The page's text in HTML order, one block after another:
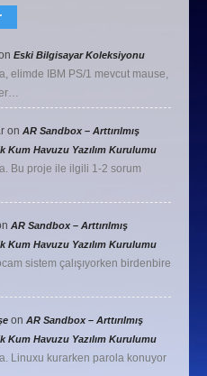
Eski Bilgisayar Koleksiyonu
elimde IBM PS/1 mevcut mause,
on AR Sandbox – Arttırılmış
Kum Havuzu Yazılım Kurulumu
Bu proje ile ilgili 1-2 sorum
AR Sandbox – Arttırılmış
Kum Havuzu Yazılım Kurulumu
sistem çalışıyorken birdenbire
on AR Sandbox – Arttırılmış
Kum Havuzu Yazılım Kurulumu
Linuxu kurarken parola konuyor